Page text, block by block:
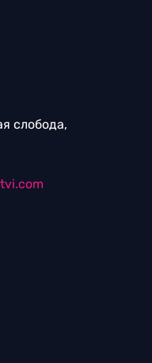
слобода,